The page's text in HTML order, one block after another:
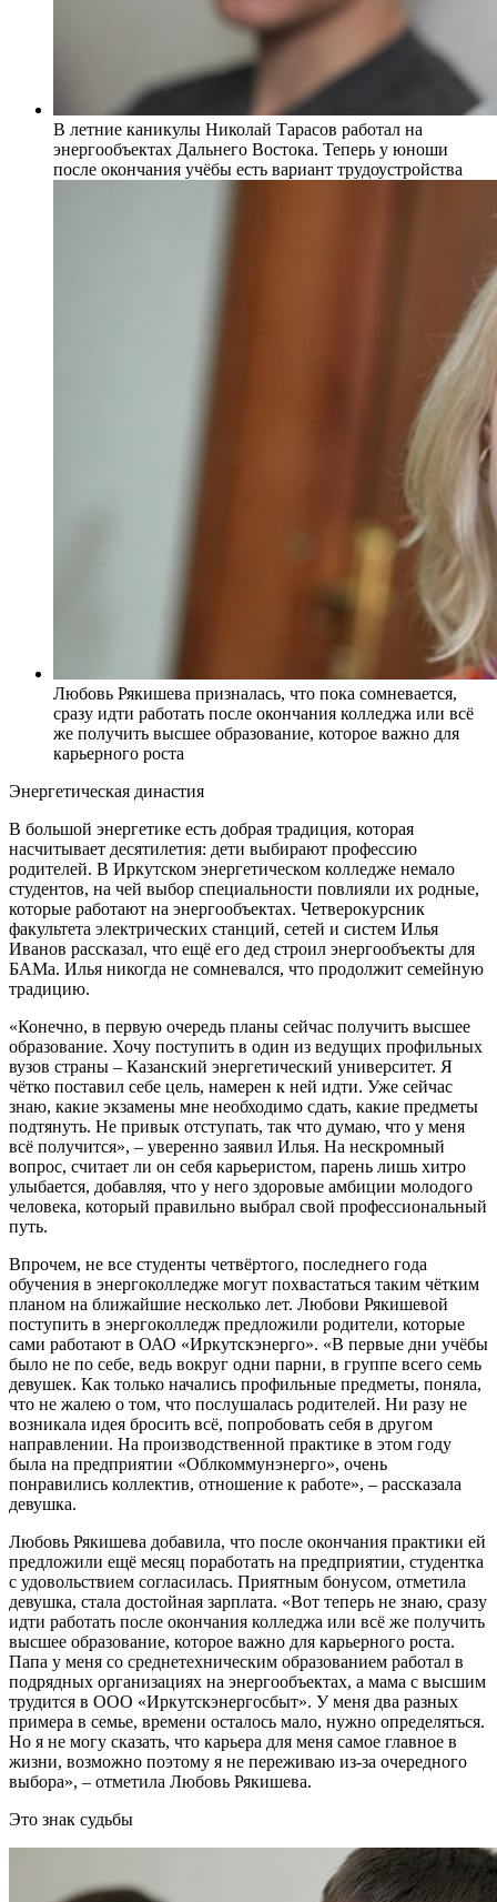
В летние каникулы Николай Тарасов работал на
энергообъектах Дальнего Востока. Теперь у юноши
после окончания учёбы есть вариант трудоустройства
Любовь Рякишева призналась, что пока сомневается,
сразу идти работать после окончания колледжа или всё
же получить высшее образование, которое важно для
карьерного роста
Энергетическая династия
В большой энергетике есть добрая традиция, которая
насчитывает десятилетия: дети выбирают профессию
родителей. В Иркутском энергетичес­ком колледже немало
студентов, на чей выбор специальности повлияли их родные,
которые работают на энергообъектах. Четверокурсник
факультета электрических станций, сетей и систем Илья
Иванов рассказал, что ещё его дед строил энергообъекты для
БАМа. Илья никогда не сомневался, что продолжит семейную
традицию.
«Конечно, в первую очередь планы сейчас получить высшее
образование. Хочу поступить в один из ведущих профильных
вузов страны – Казанский энергетический университет. Я
чётко поставил себе цель, намерен к ней идти. Уже сейчас
знаю, какие экзамены мне необходимо сдать, какие предметы
подтянуть. Не привык отступать, так что думаю, что у меня
всё получится», – уверенно заявил Илья. На нескромный
вопрос, считает ли он себя карьеристом, парень лишь хитро
улыбается, добавляя, что у него здоровые амбиции молодого
человека, который правильно выбрал свой профессиональный
путь.
Впрочем, не все студенты четвёртого, последнего года
обучения в энергоколледже могут похвастаться таким чётким
планом на ближайшие несколько лет. Любови Рякишевой
поступить в энергоколледж предложили родители, которые
сами работают в ОАО «Иркутскэнерго». «В первые дни учёбы
было не по себе, ведь вокруг одни парни, в группе всего семь
девушек. Как только начались профильные предметы, поняла,
что не жалею о том, что послушалась родителей. Ни разу не
возникала идея бросить всё, попробовать себя в другом
направлении. На производственной практике в этом году
была на предприятии «Облкоммунэнерго», очень
понравились коллектив, отношение к работе», – рассказала
девушка.
Любовь Рякишева добавила, что после окончания практики ей
предложили ещё месяц поработать на предприятии, студентка
с удовольствием согласилась. Приятным бонусом, отметила
девушка, стала достойная зарплата. «Вот теперь не знаю, сразу
идти работать после окончания колледжа или всё же получить
высшее образование, которое важно для карьерного роста.
Папа у меня со среднетехничес­ким образованием работал в
подрядных организациях на энергообъектах, а мама с высшим
трудится в ООО «Иркутскэнергосбыт». У меня два разных
примера в семье, времени осталось мало, нужно определяться.
Но я не могу сказать, что карьера для меня самое главное в
жизни, возможно поэтому я не переживаю из-за очередного
выбора», – отметила Любовь Рякишева.
Это знак судьбы